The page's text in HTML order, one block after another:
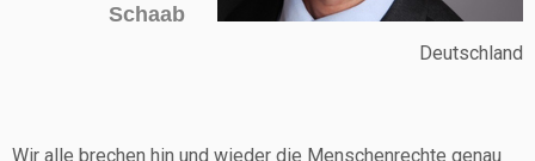
Schaab
Deutschland
Wir alle brechen hin und wieder die Menschenrechte genau